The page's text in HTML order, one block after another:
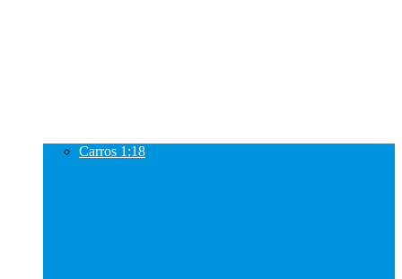
Carros 1:18